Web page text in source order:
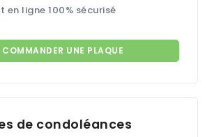
en ligne 100% sécurisé
COMMANDER UNE PLAQUE
de condoléances